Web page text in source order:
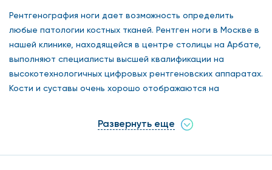
Рентгенография ноги дает возможность определить
любые патологии костных тканей. Рентген ноги в Москве в
нашей клинике, находящейся в центре столицы на Арбате,
выполняют специалисты высшей квалификации на
высокотехнологичных цифровых рентгеновских аппаратах.
Кости и суставы очень хорошо отображаются на
рентгеновской аппаратуры, отличается
Развернуть еще